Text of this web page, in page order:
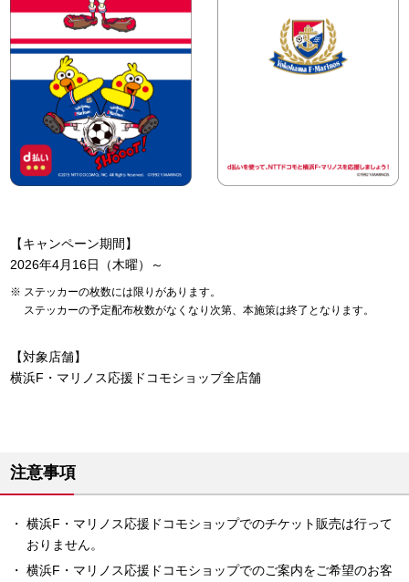
【キャンペーン期間】
2026年4月16日（木曜）～
ステッカーの枚数には限りがあります。
ステッカーの予定配布枚数がなくなり次第、本施策は終了となります。
【対象店舗】
横浜F・マリノス応援ドコモショップ全店舗
注意事項
横浜F・マリノス応援ドコモショップでのチケット販売は行って
おりません。
横浜F・マリノス応援ドコモショップでのご案内をご希望のお客